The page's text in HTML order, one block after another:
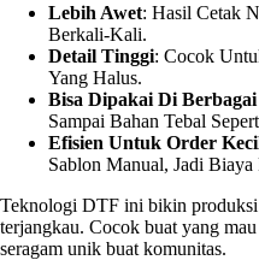
Lebih Awet: Hasil Cetak
Berkali-Kali.
Detail Tinggi: Cocok
Yang Halus.
Bisa Dipakai Di
Sampai Bahan Tebal
Efisien Untuk Order
Sablon Manual, Jadi
Teknologi DTF ini bikin produksi
terjangkau. Cocok buat yang
seragam unik buat komunitas.